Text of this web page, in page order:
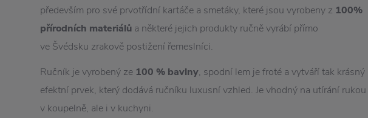
především pro své prvotřídní kartáče a smetáky, které jsou vyrobeny z 100%
přírodních materiálů a některé jejich produkty ručně vyrábí přímo
ve Švédsku zrakově postižení řemeslníci.
Ručník je vyrobený ze 100 % bavlny, spodní lem je froté a vytváří tak krásný
efektní prvek, který dodává ručníku luxusní vzhled. Je vhodný na utírání rukou
v koupelně, ale i v kuchyni.